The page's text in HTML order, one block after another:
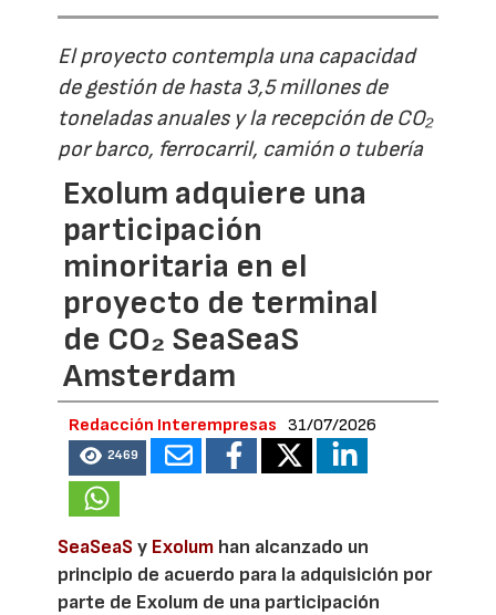
El proyecto contempla una capacidad
de gestión de hasta 3,5 millones de
toneladas anuales y la recepción de CO₂
por barco, ferrocarril, camión o tubería
Exolum adquiere una
participación
minoritaria en el
proyecto de terminal
de CO₂ SeaSeaS
Amsterdam
Redacción Interempresas 31/07/2026
2469
SeaSeaSy Exolum han alcanzado un
principio de acuerdo para la adquisición por
parte de Exolum de una participación